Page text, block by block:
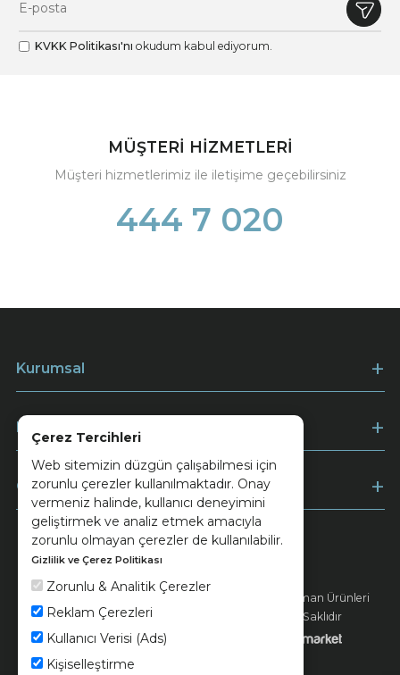
Çerez Tercihleri
Web sitemizin düzgün çalışabilmesi için
zorunlu çerezler kullanılmaktadır. Onay
vermeniz halinde, kullanıcı deneyimini
geliştirmek ve analiz etmek amacıyla
zorunlu olmayan çerezler de kullanılabilir.
Gizlilik ve Çerez Politikası
Zorunlu & Analitik Çerezler
Reklam Çerezleri
Kullanıcı Verisi (Ads)
Kişiselleştirme
KVKK Politikası'nı okudum kabul ediyorum.
MÜŞTERİ HİZMETLERİ
Müşteri hizmetlerimiz ile iletişime geçebilirsiniz
444 7 020
Kurumsal
Müşteri Hizmetleri
Ödeme
Keramika Kvkk ve Çerez Politikası
© 2026 Ünsa Madencilik Turizm Enerji Seramik Orman Ürünleri
Elektrik Üretim San. ve Tic. A.Ş. - Tüm Hakları Saklıdır